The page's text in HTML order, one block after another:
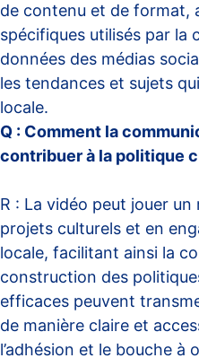
de contenu et de format,
spécifiques utilisés par la
données des médias
les tendances et sujets
locale.
Q : Comment la
contribuer à la politique
R : La vidéo peut jouer
projets culturels et en
locale, facilitant ainsi la
construction des
efficaces peuvent
de manière claire et
l’adhésion et le bouche à